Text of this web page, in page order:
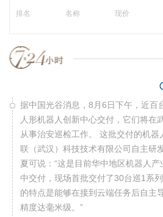
排名 名称 现价
据中国光谷消息，8月6日下午，近百
人形机器人创新中心交付，它们将在
从事治安巡检工作。 这批交付的机
联（武汉）科技技术有限公司自主研
夏可说：“这是目前华中地区机器人
中交付，现场首批交付了30台巡1系
的特点是能够在接到云端任务后自主
精度达毫米级。”